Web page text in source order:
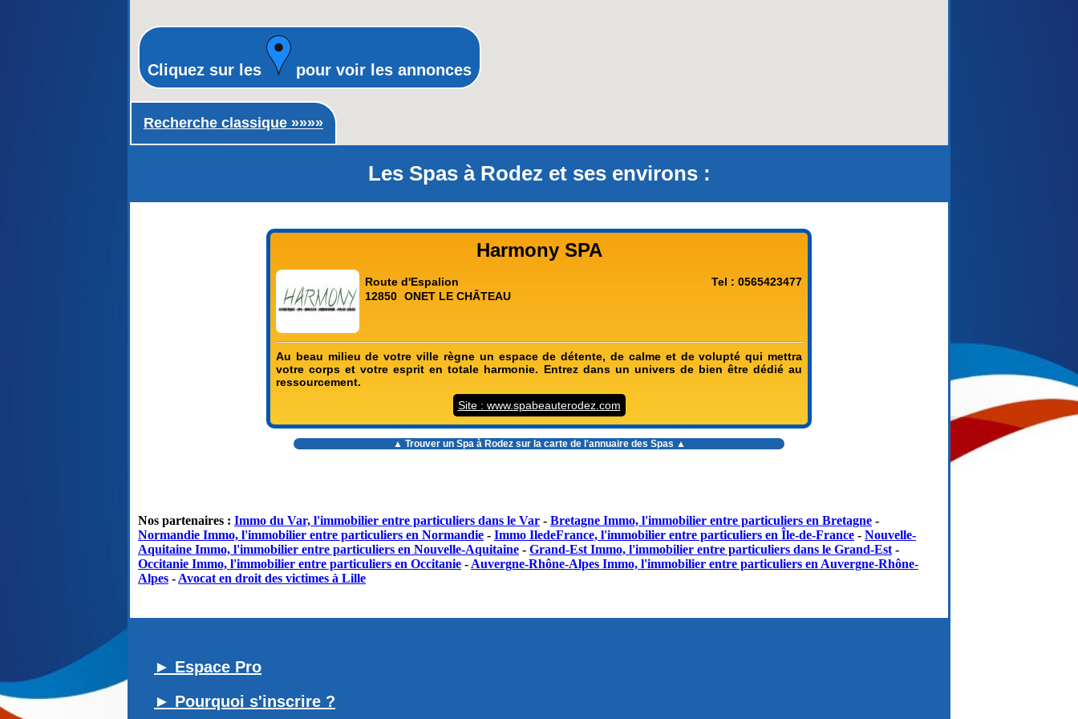
Recherche classique ►
Recherche classique »»»»
Cliquez sur les pour voir les annonces
Les Spas à Rodez et ses environs :
Harmony SPA
Route d'Espalion
12850 ONET LE CHÂTEAU
Tel : 0565423477
Au beau milieu de votre ville règne un espace de détente, de calme et de volupté qui mettra
votre corps et votre esprit en totale harmonie. Entrez dans un univers de bien être dédié au
ressourcement.
Site : www.spabeauterodez.com
▲ Trouver un Spa à Rodezsur la carte de l'annuaire des Spas ▲
Nos partenaires : Immo du Var, l'immobilier entre particuliers dans le Var - Bretagne Immo, l'immobilier entre particuliers en Bretagne -
Normandie Immo, l'immobilier entre particuliers en Normandie - Immo IledeFrance, l'immobilier entre particuliers en Île-de-France - Nouvelle-
Aquitaine Immo, l'immobilier entre particuliers en Nouvelle-Aquitaine - Grand-Est Immo, l'immobilier entre particuliers dans le Grand-Est -
Occitanie Immo, l'immobilier entre particuliers en Occitanie - Auvergne-Rhône-Alpes Immo, l'immobilier entre particuliers en Auvergne-Rhône-
Alpes - Avocat en droit des victimes à Lille
► Espace Pro
► Pourquoi s'inscrire ?